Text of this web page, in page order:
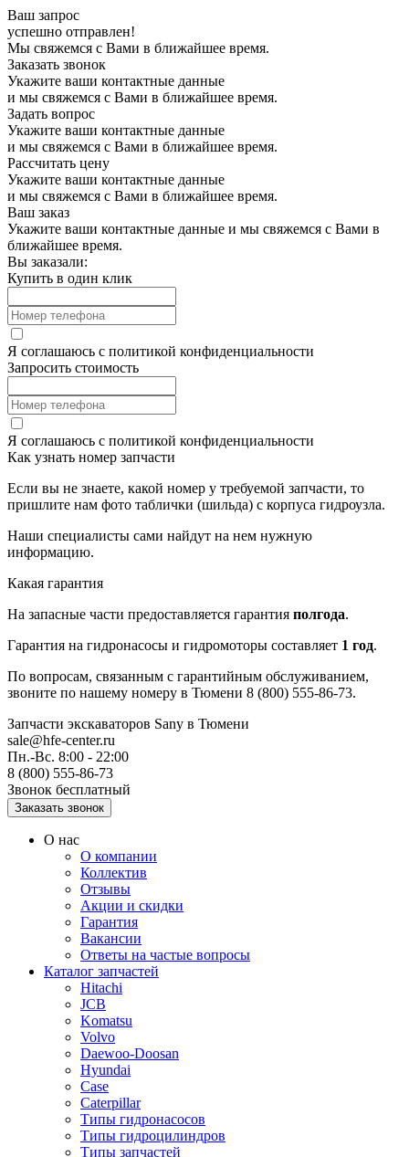
Ваш запрос
успешно отправлен!
Мы свяжемся с Вами в ближайшее время.
Заказать звонок
Укажите ваши контактные данные
и мы свяжемся с Вами в ближайшее время.
Задать вопрос
Укажите ваши контактные данные
и мы свяжемся с Вами в ближайшее время.
Рассчитать цену
Укажите ваши контактные данные
и мы свяжемся с Вами в ближайшее время.
Ваш заказ
Укажите ваши контактные данные и мы свяжемся с Вами в
ближайшее время.
Вы заказали:
Купить в один клик
Я соглашаюсь с политикой конфиденциальности
Запросить стоимость
Я соглашаюсь с политикой конфиденциальности
Как узнать номер запчасти
Если вы не знаете, какой номер у требуемой запчасти, то
пришлите нам фото таблички (шильда) с корпуса гидроузла.
Наши специалисты сами найдут на нем нужную
информацию.
Какая гарантия
На запасные части предоставляется гарантия полгода.
Гарантия на гидронасосы и гидромоторы составляет 1 год.
По вопросам, связанным с гарантийным обслуживанием,
звоните по нашему номеру в Тюмени 8 (800) 555-86-73.
Запчасти экскаваторов Sany в Тюмени
sale@hfe-center.ru
Пн.-Вс. 8:00 - 22:00
8 (800) 555-86-73
Звонок бесплатный
О нас
О компании
Коллектив
Отзывы
Акции и скидки
Гарантия
Вакансии
Ответы на частые вопросы
Каталог запчастей
Hitachi
JCB
Komatsu
Volvo
Daewoo-Doosan
Hyundai
Case
Caterpillar
Типы гидронасосов
Типы гидроцилиндров
Типы запчастей